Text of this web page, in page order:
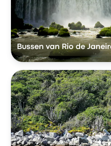
Bussen van Rio de